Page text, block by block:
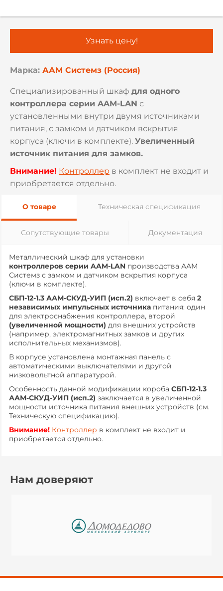
Марка: ААМ Системз (Россия)
Специализированный шкаф для одного
контроллера серии AAM-LAN с
установленными внутри двумя источниками
питания, с замком и датчиком вскрытия
корпуса (ключи в комплекте). Увеличенный
источник питания для замков.
Внимание! Контроллер в комплект не входит и
приобретается отдельно.
Узнать цену!
О товаре Техническая спецификация
Сопутствующие товары Документация
Металлический шкаф для установки
контроллеров серии AAM-LAN производства ААМ
Системз с замком и датчиком вскрытия корпуса
(ключи в комплекте).
СБП-12-1.3 ААМ-СКУД-УИП (исп.2) включает в себя 2
независимых импульсных источника питания: один
для электроснабжения контроллера, второй
(увеличенной мощности) для внешних устройств
(например, электромагнитных замков и других
исполнительных механизмов).
В корпусе установлена монтажная панель с
автоматическими выключателями и другой
низковольтной аппаратурой.
Особенность данной модификации короба СБП-12-1.3
ААМ-СКУД-УИП (исп.2) заключается в увеличенной
мощности источника питания внешних устройств (см.
Техническую спецификацию).
Внимание! Контроллер в комплект не входит и
приобретается отдельно.
Нам доверяют